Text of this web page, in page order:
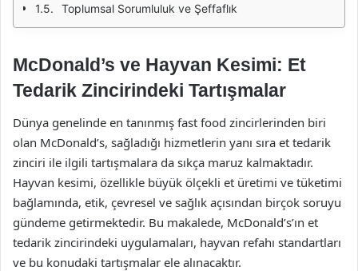
Toplumsal Sorumluluk ve Şeffaflık
McDonald’s ve Hayvan Kesimi: Et
Tedarik Zincirindeki Tartışmalar
Dünya genelinde en tanınmış fast food zincirlerinden biri
olan McDonald’s, sağladığı hizmetlerin yanı sıra et tedarik
zinciri ile ilgili tartışmalara da sıkça maruz kalmaktadır.
Hayvan kesimi, özellikle büyük ölçekli et üretimi ve tüketimi
bağlamında, etik, çevresel ve sağlık açısından birçok soruyu
gündeme getirmektedir. Bu makalede, McDonald’s’ın et
tedarik zincirindeki uygulamaları, hayvan refahı standartları
ve bu konudaki tartışmalar ele alınacaktır.